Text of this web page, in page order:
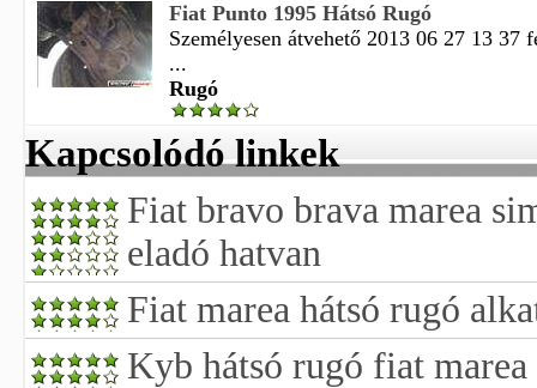
Fiat Punto 1995 Hátsó Rugó
Személyesen átvehető 2013 06 27 13 37
...
Rugó
Kapcsolódó linkek
Fiat bravo brava marea
eladó hatvan
Fiat marea hátsó rugó
Kyb hátsó rugó fiat marea